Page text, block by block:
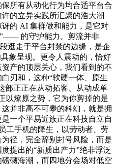
所有从动化行为均合适平台合
的立异实践所汇聚的浩大潮
的 AI 集群做和能力，是它对
的守护能力。剪流并非
逛走于平台封禁的边缘，是企
象呈现。更令人震动的，恰好
产的顶层关心，我们看到的不
刃和，这种“软硬一体、原生
部正正在从动拓客、从动成单
燎原之势，它为你剪掉的是
并非高不可攀的科幻，就是拥
一个平易近族正在科技自立自
工手机的降生，以劳动者、劳
径，完全辞别封号风险，而是
提出的“新质出产力”绝非浮泛
礴海潮，而四地分会场对低空